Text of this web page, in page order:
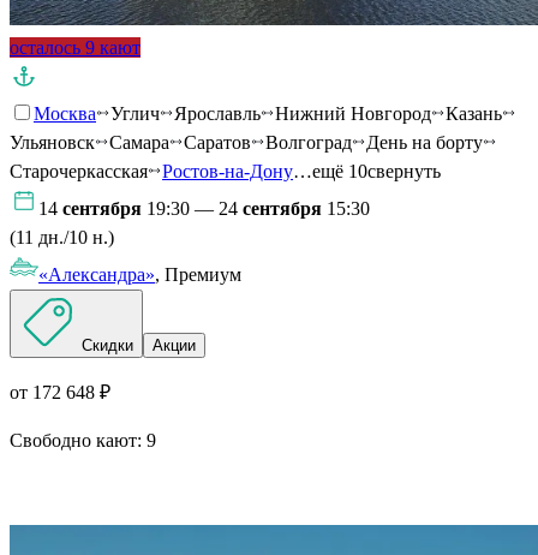
осталось 9 кают
Москва Углич Ярославль Нижний Новгород
Казань
Ульяновск
Самара Саратов Волгоград
День на борту
Старочеркасская
Ростов-на-Дону…ещё 10свернуть
14 сентября 19:30 — 24 сентября 15:30
(11 дн./10 н.)
«Александра», Премиум
Скидки Акции
от 172 648 ₽
Свободно кают: 9